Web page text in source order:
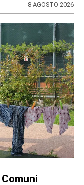
8 AGOSTO 2026